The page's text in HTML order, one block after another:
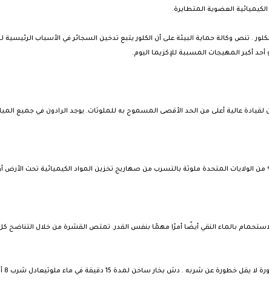
العضوية المتطايرة.
. تنص وكالة حماية البيئة على أن الكلور يتبع تدخين السجائر في الأسباب الرئيسية
أكبر المهيجات المسببة للإكزيما اليوم.
بالماء النقي أيضًا أمرًا مهمًا بنفس القدر. تمتص القشرة من خلال التناضح
15 دقيقة في ماء ملوثيعادل شرب 8 أكواب من الماء الملوث بسبب الأبخرة التي يتم استنشاقها.